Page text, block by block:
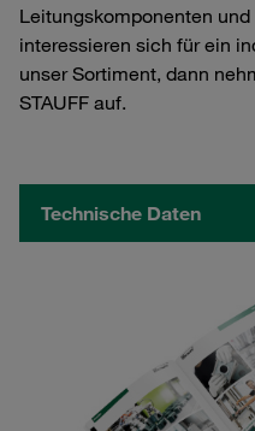
Leitungskomponenten
interessieren sich für ein
unser Sortiment, dann
STAUFF auf.
Technische Daten